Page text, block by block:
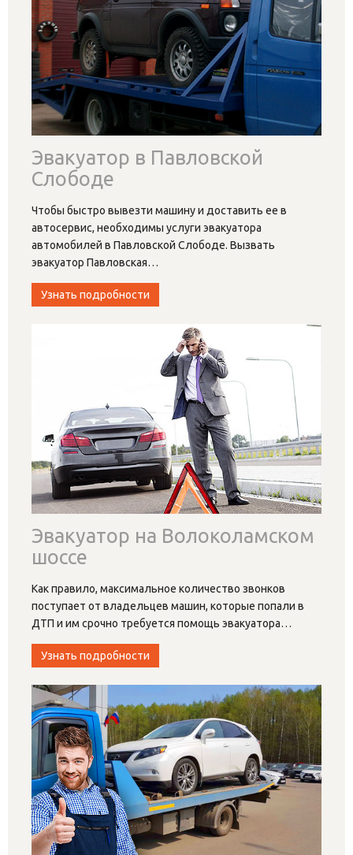
Эвакуатор в Павловской
Слободе
Чтобы быстро вывезти машину и доставить ее в
автосервис, необходимы услуги эвакуатора
автомобилей в Павловской Слободе. Вызвать
эвакуатор Павловская…
Узнать подробности
Эвакуатор на Волоколамском
шоссе
Как правило, максимальное количество звонков
поступает от владельцев машин, которые попали в
ДТП и им срочно требуется помощь эвакуатора…
Узнать подробности